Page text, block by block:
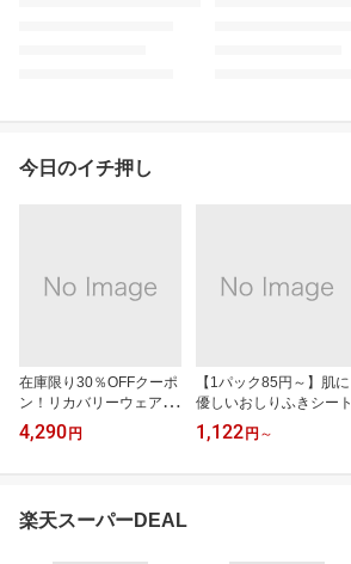
今日のイチ押し
在庫限り30％OFFクーポ
ン！リカバリーウェアRe
D
4,290 円
【1パック85円～】肌に
優しいおしりふきシート
1,122 円 ～
楽天スーパーDEAL